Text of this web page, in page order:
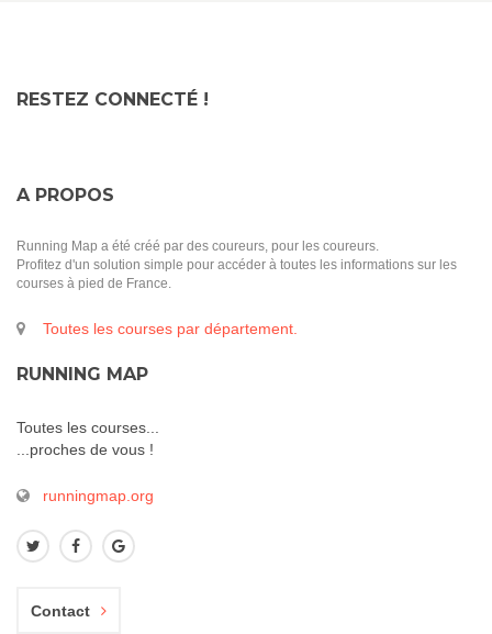
RESTEZ CONNECTÉ !
A PROPOS
Running Map a été créé par des coureurs, pour les coureurs.
Profitez d'un solution simple pour accéder à toutes les informations sur les
courses à pied de France.
Toutes les courses par département.
RUNNING MAP
Toutes les courses...
...proches de vous !
runningmap.org
Contact